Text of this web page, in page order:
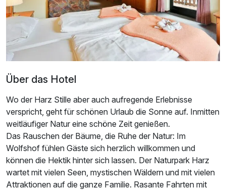
Ausstattung
Für 4 Tage p.P. ab 249,50 €
Über das Hotel
Wo der Harz Stille aber auch aufregende Erlebnisse
verspricht, geht für schönen Urlaub die Sonne auf. Inmitten
weitläufiger Natur eine schöne Zeit genießen.
Das Rauschen der Bäume, die Ruhe der Natur: Im
Wolfshof fühlen Gäste sich herzlich willkommen und
können die Hektik hinter sich lassen. Der Naturpark Harz
wartet mit vielen Seen, mystischen Wäldern und mit vielen
Attraktionen auf die ganze Familie. Rasante Fahrten mit